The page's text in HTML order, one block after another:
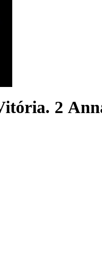
1890